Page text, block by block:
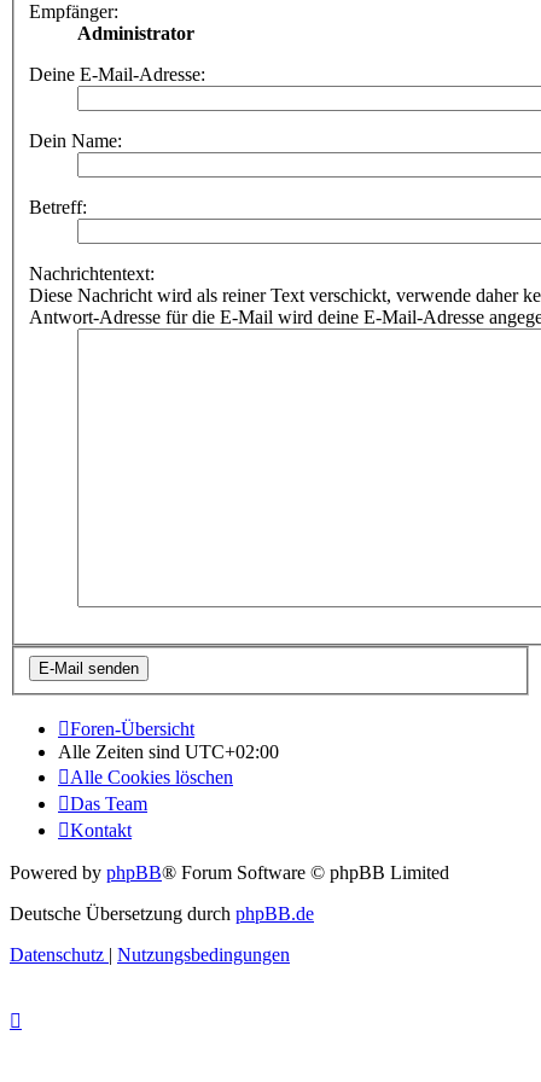
Empfänger:
Administrator
Deine E-Mail-Adresse:
Dein Name:
Betreff:
Nachrichtentext:
Diese Nachricht wird als reiner Text verschickt, verwende daher
Antwort-Adresse für die E-Mail wird deine E-Mail-Adresse
Foren-Übersicht
Alle Zeiten sind UTC+02:00
Alle Cookies löschen
Das Team
Kontakt
Powered by phpBB® Forum Software © phpBB Limited
Deutsche Übersetzung durch phpBB.de
Datenschutz | Nutzungsbedingungen